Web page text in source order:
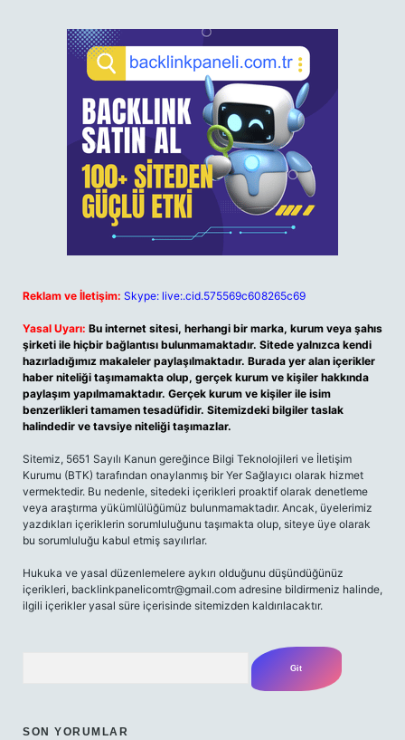
Reklam ve İletişim: Skype: live:.cid.575569c608265c69
Yasal Uyarı: Bu internet sitesi, herhangi bir marka, kurum veya şahıs
şirketi ile hiçbir bağlantısı bulunmamaktadır. Sitede yalnızca kendi
hazırladığımız makaleler paylaşılmaktadır. Burada yer alan içerikler
haber niteliği taşımamakta olup, gerçek kurum ve kişiler hakkında
paylaşım yapılmamaktadır. Gerçek kurum ve kişiler ile isim
benzerlikleri tamamen tesadüfidir. Sitemizdeki bilgiler taslak
halindedir ve tavsiye niteliği taşımazlar.
Sitemiz, 5651 Sayılı Kanun gereğince Bilgi Teknolojileri ve İletişim
Kurumu (BTK) tarafından onaylanmış bir Yer Sağlayıcı olarak hizmet
vermektedir. Bu nedenle, sitedeki içerikleri proaktif olarak denetleme
veya araştırma yükümlülüğümüz bulunmamaktadır. Ancak, üyelerimiz
yazdıkları içeriklerin sorumluluğunu taşımakta olup, siteye üye olarak
bu sorumluluğu kabul etmiş sayılırlar.
Hukuka ve yasal düzenlemelere aykırı olduğunu düşündüğünüz
içerikleri, backlinkpanelicomtr@gmail.com adresine bildirmeniz halinde,
ilgili içerikler yasal süre içerisinde sitemizden kaldırılacaktır.
SON YORUMLAR